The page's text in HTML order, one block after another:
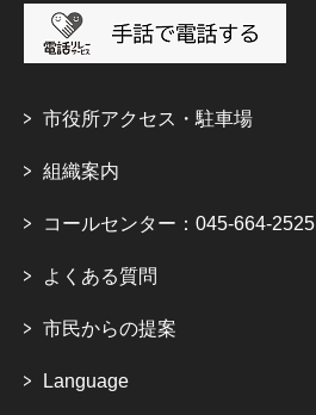
市役所アクセス・駐車場
組織案内
コールセンター：045-664-2525
よくある質問
市民からの提案
Language